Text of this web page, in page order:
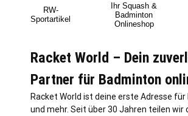
RW-
Sportartikel
Ihr Squash &
Badminton
Onlineshop
Racket World – Dein
Partner für Badminton
Racket World ist deine erste Adresse
und mehr. Seit über 30 Jahren teilen wir